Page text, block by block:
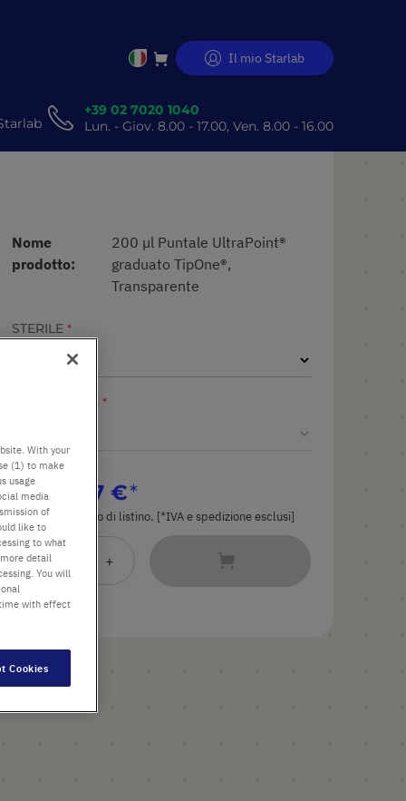
Salta
Il mio Starlab
+39 02 7020 1040
Lun. - Giov. 8.00 - 17.00, Ven. 8.00 - 16.00
Nome
prodotto
200 µl Puntale UltraPoint®
graduato TipOne®,
Transparente
STERILE
CONFEZIONE
dal 15,97 €
Il prezzo è quello di listino. [*IVA e spedizione esclusi]
- +
With your
(1) to make
usage
media
of
like to
to what
detail
You will
with effect
Cookies